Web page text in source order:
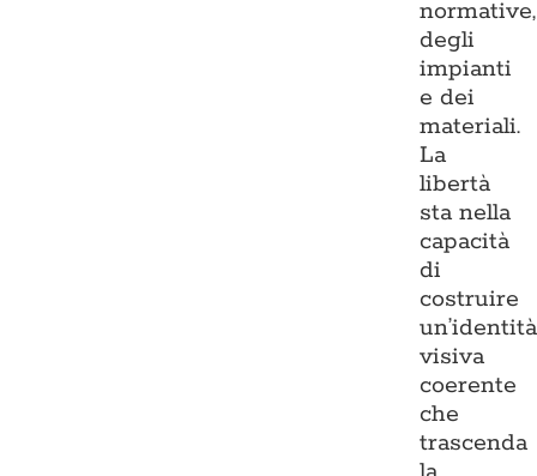
normative,
degli
impianti
e dei
materiali.
La
libertà
sta nella
capacità
di
costruire
un’identità
visiva
coerente
che
trascenda